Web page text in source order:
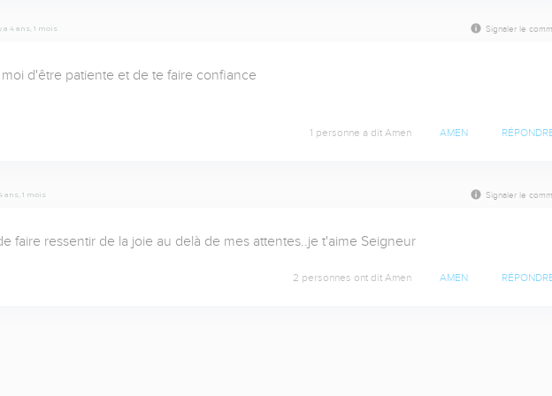
a 4 ans, 1 mois Signaler le
d'être patiente et de te faire confiance
1 personne a dit Amen AMEN
ans, 1 mois Signaler le
faire ressentir de la joie au delà de mes attentes..je t'aime Seigneur
2 personnes ont dit Amen AMEN